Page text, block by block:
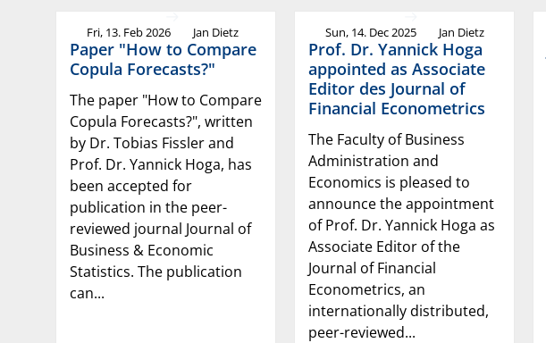
Fri, 13. Feb 2026 Jan Dietz
Paper "How to Compare
Copula Forecasts?"
The paper "How to Compare
Copula Forecasts?", written
by Dr. Tobias Fissler and
Prof. Dr. Yannick Hoga, has
been accepted for
publication in the peer-
reviewed journal Journal of
Business & Economic
Statistics. The publication
can...
Sun, 14. Dec 2025 Jan Dietz
Prof. Dr. Yannick Hoga
appointed as Associate
Editor des Journal of
Financial Econometrics
The Faculty of Business
Administration and
Economics is pleased to
announce the appointment
of Prof. Dr. Yannick Hoga as
Associate Editor of the
Journal of Financial
Econometrics, an
internationally distributed,
peer-reviewed...